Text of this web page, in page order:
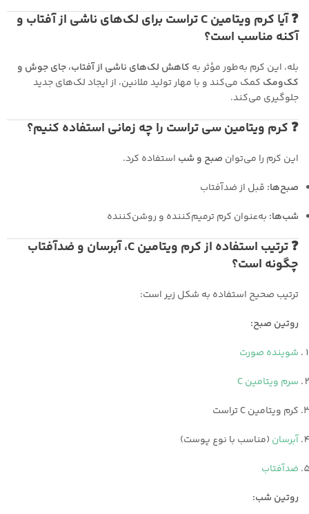
❓ آیا کرم ویتامین C تراست برای لک‌های ناشی از آفتاب و
آکنه مناسب است؟
بله، این کرم به‌طور مؤثر به کاهش لک‌های ناشی از آفتاب، جای جوش و
کک‌ومک کمک می‌کند و با مهار تولید ملانین، از ایجاد لک‌های جدید
جلوگیری می‌کند.
❓ کرم ویتامین سی تراست را چه زمانی استفاده کنیم؟
این کرم را می‌توان صبح و شب استفاده کرد.
صبح‌ها: قبل از ضدآفتاب
شب‌ها: به‌عنوان کرم ترمیم‌کننده و روشن‌کننده
❓ ترتیب استفاده از کرم ویتامین C، آبرسان و ضدآفتاب
چگونه است؟
ترتیب صحیح استفاده به شکل زیر است:
روتین صبح:
شوینده صورت
سرم ویتامین C
کرم ویتامین C تراست
آبرسان (مناسب با نوع پوست)
ضدآفتاب
روتین شب: